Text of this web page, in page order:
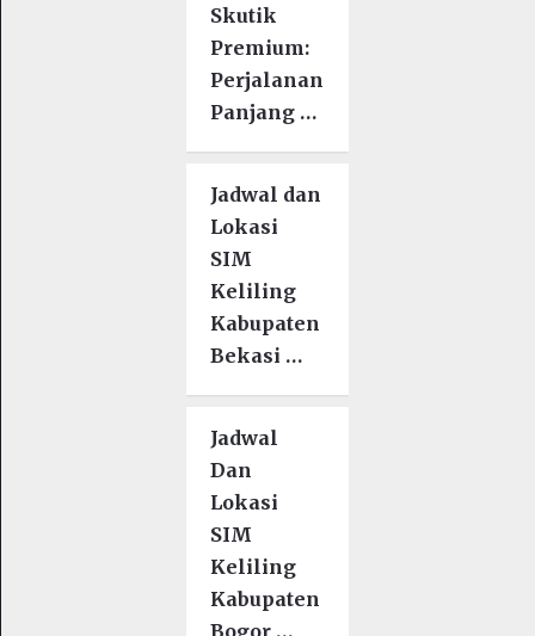
Skutik
Premium:
Perjalanan
Panjang …
Jadwal dan
Lokasi
SIM
Keliling
Kabupaten
Bekasi …
Jadwal
Dan
Lokasi
SIM
Keliling
Kabupaten
Bogor …